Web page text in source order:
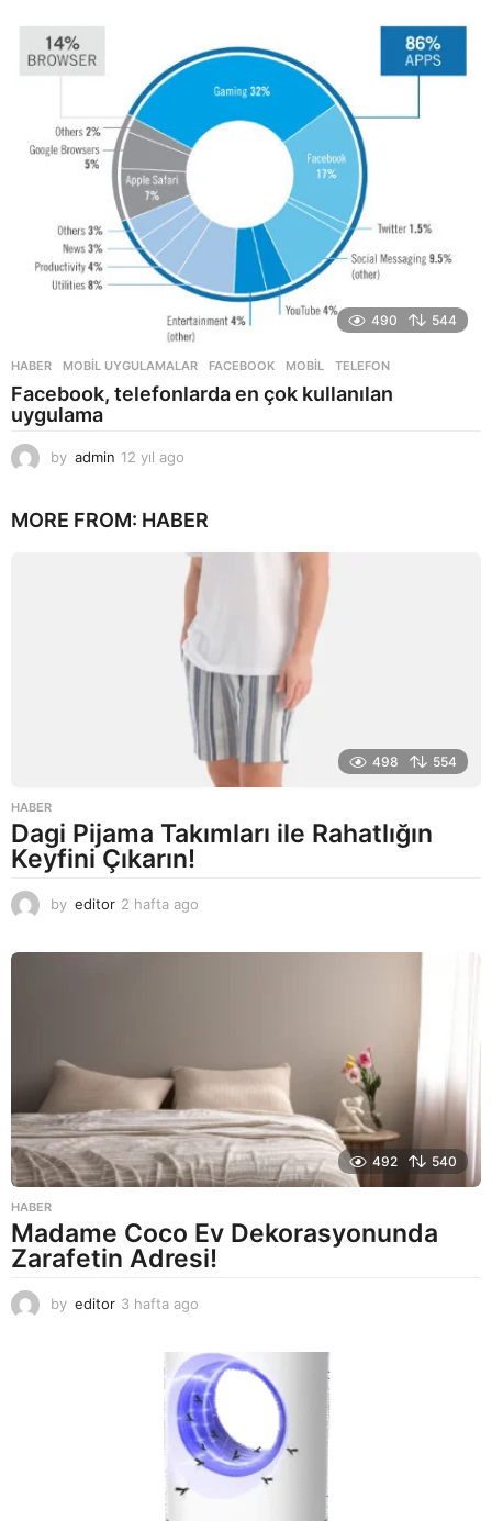
l
490 544
HABER ,MOBIL UYGULAMALAR FACEBOOK ,MOBIL ,TELEFON
Facebook, telefonlarda en çok kullanılan
uygulama
by admin 12 yıl ago
ı
a
g
MORE FROM: HABER
498 554
HABER
Dagi Pijama Takımları ile Rahatlığın
Keyfini Çıkarın!
by editor 2 hafta ago
492 540
HABER
Madame Coco Ev Dekorasyonunda
Zarafetin Adresi!
by editor 3 hafta ago
a
g
o